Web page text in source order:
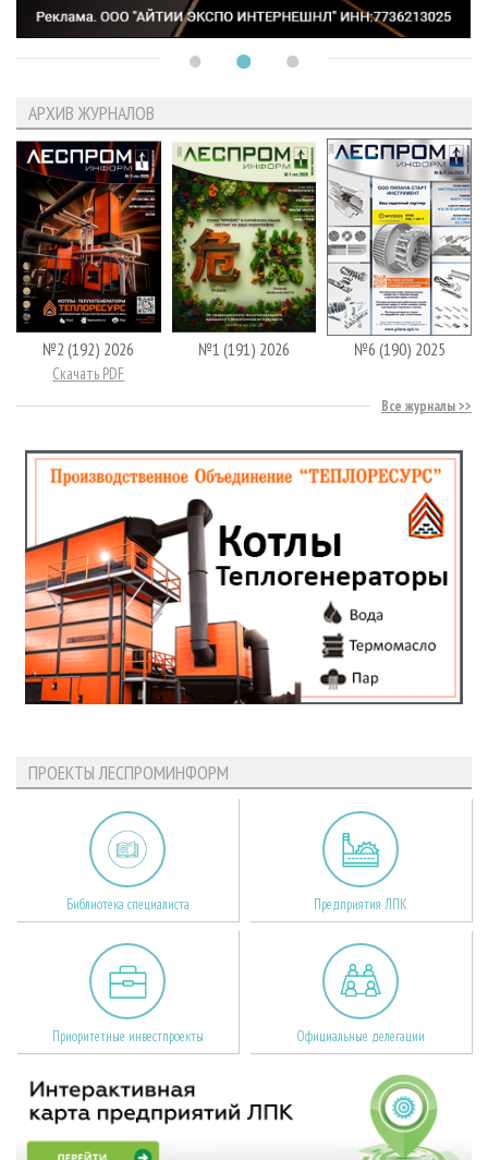
АРХИВ ЖУРНАЛОВ
№2 (192) 2026
Скачать PDF
№1 (191) 2026 №6 (190) 2025
Все журналы
ПРОЕКТЫ ЛЕСПРОМИНФОРМ
Библиотека специалиста Предприятия ЛПК
Приоритетные инвестпроекты Официальные делегации